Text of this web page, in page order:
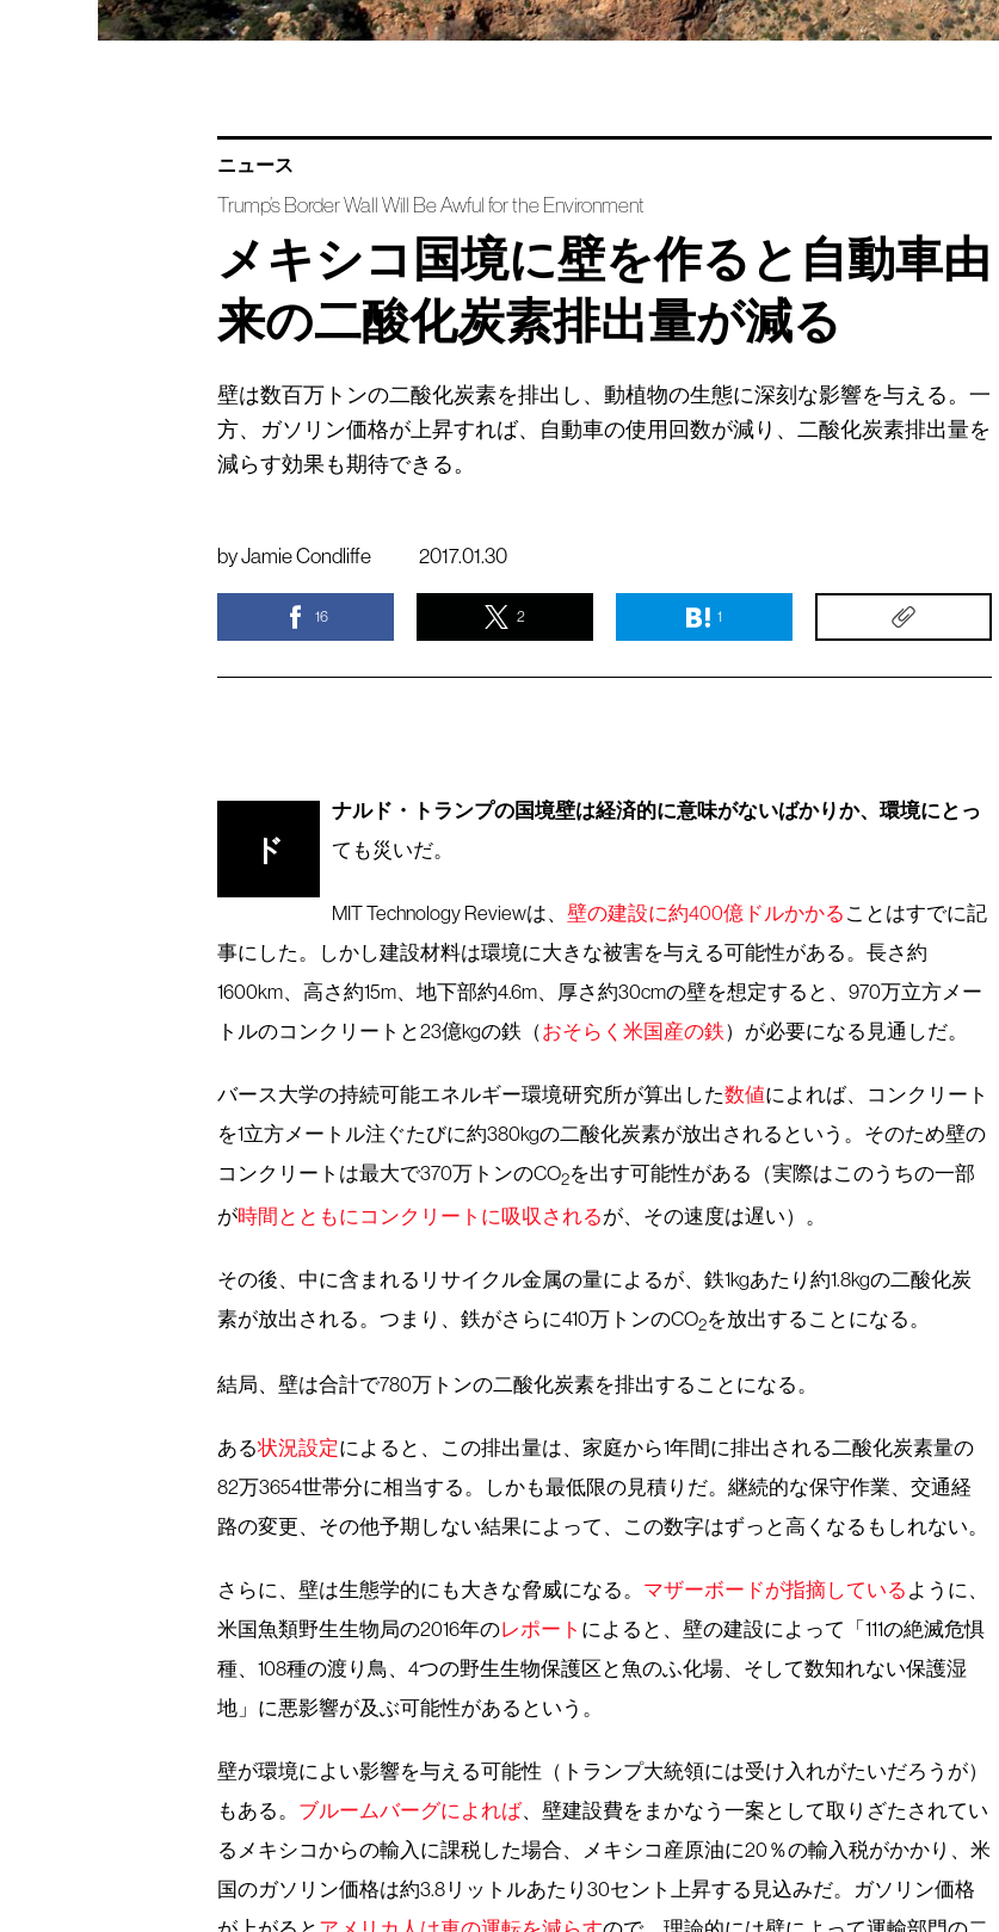
ニュース
Trump’s Border Wall Will Be Awful for the Environment
メキシコ国境に壁を作ると自動車由
来の二酸化炭素排出量が減る
壁は数百万トンの二酸化炭素を排出し、動植物の生態に深刻な影響を与える。一
方、ガソリン価格が上昇すれば、自動車の使用回数が減り、二酸化炭素排出量を
減らす効果も期待できる。
byJamie Condliffe 2017.01.30
16 2 1
ド
ナルド・トランプの国境壁は経済的に意味がないばかりか、環境にとっ
ても災いだ。
MIT Technology Reviewは、壁の建設に約400億ドルかかる ことはすでに記
事にした。しかし建設材料は環境に大きな被害を与える可能性がある。長さ約
1600km、高さ約15m、地下部約4.6m、厚さ約30cmの壁を想定すると、970万立方メー
トルのコンクリートと23億kgの鉄（おそらく米国産の鉄）が必要になる見通しだ。
バース大学の持続可能エネルギー環境研究所が算出した数値によれば、コンクリート
を1立方メートル注ぐたびに約380kgの二酸化炭素が放出されるという。そのため壁の
コンクリートは最大で370万トンのCO2を出す可能性がある（実際はこのうちの一部
が時間とともにコンクリートに吸収されるが、その速度は遅い）。
その後、中に含まれるリサイクル金属の量によるが、鉄1kgあたり約1.8kgの二酸化炭
素が放出される。つまり、鉄がさらに410万トンのCO2を放出することになる。
結局、壁は合計で780万トンの二酸化炭素を排出することになる。
ある状況設定によると、この排出量は、家庭から1年間に排出される二酸化炭素量の
82万3654世帯分に相当する。しかも最低限の見積りだ。継続的な保守作業、交通経
路の変更、その他予期しない結果によって、この数字はずっと高くなるもしれない。
さらに、壁は生態学的にも大きな脅威になる。 マザーボードが指摘している ように、
米国魚類野生生物局の2016年のレポート によると、壁の建設によって「111の絶滅危惧
種、108種の渡り鳥、4つの野生生物保護区と魚のふ化場、そして数知れない保護湿
地」に悪影響が及ぶ可能性があるという。
壁が環境によい影響を与える可能性（トランプ大統領には受け入れがたいだろうが）
もある。 ブルームバーグによれば、壁建設費をまかなう一案として取りざたされてい
るメキシコからの輸入に課税した場合、メキシコ産原油に20％の輸入税がかかり、米
国のガソリン価格は約3.8リットルあたり30セント上昇する見込みだ。ガソリン価格